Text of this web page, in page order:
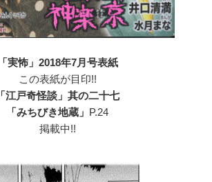
「実怖」2018年7月号表紙
この表紙が目印!!
「江戸奇怪談」其の二十七
「みちびき地蔵」 P.24
掲載中!!